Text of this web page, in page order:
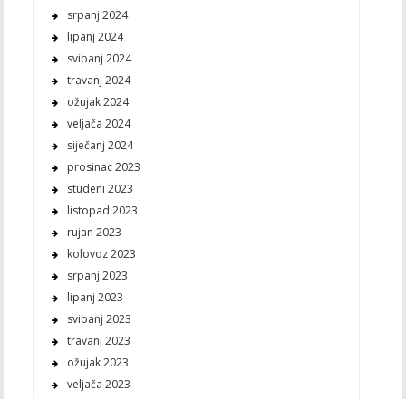
srpanj 2024
lipanj 2024
svibanj 2024
travanj 2024
ožujak 2024
veljača 2024
siječanj 2024
prosinac 2023
studeni 2023
listopad 2023
rujan 2023
kolovoz 2023
srpanj 2023
lipanj 2023
svibanj 2023
travanj 2023
ožujak 2023
veljača 2023